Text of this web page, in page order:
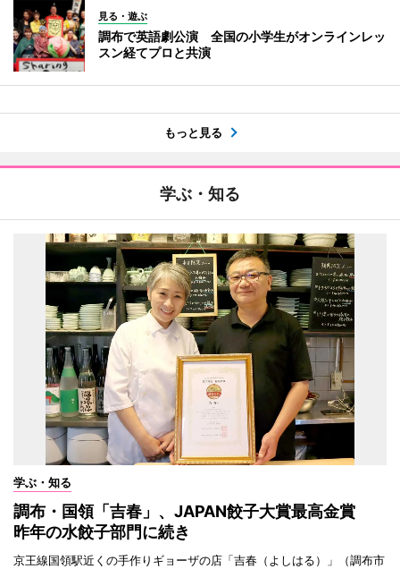
見る・遊ぶ
調布で英語劇公演 全国の小学生がオンラインレッ
スン経てプロと共演
もっと見る
学ぶ・知る
学ぶ・知る
調布・国領「吉春」、JAPAN餃子大賞最高金賞
昨年の水餃子部門に続き
京王線国領駅近くの手作りギョーザの店「吉春（よしはる）」（調布市